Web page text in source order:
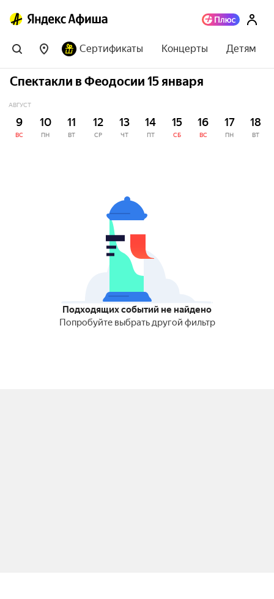
Сертификаты Концерты Детям
Спектакли в Феодосии 15 января
АВГУСТ
9
ВС
10
ПН
11
ВТ
12
СР
13
ЧТ
14
ПТ
15
СБ
16
ВС
17
ПН
18
ВТ
Подходящих событий не найдено
Попробуйте выбрать другой фильтр